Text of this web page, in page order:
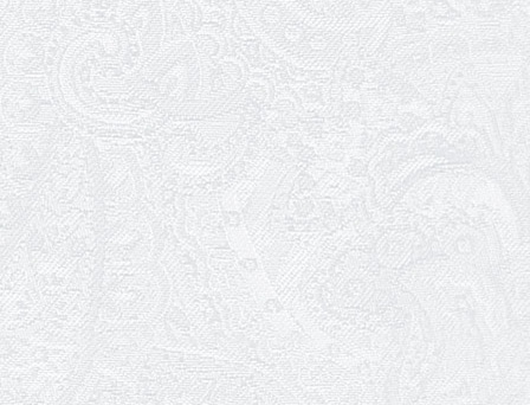
Результати конкурсу
10.03.2026
Ювілей Тетяни Хамітової
03.03.2026
Ювілей Сергія Богаченка
02.03.2026
Результати конкурсу
27.02.2026
Ювілей Олександра Жигуліна
19.02.2026
Про гастрольний захід SQUIRT. The